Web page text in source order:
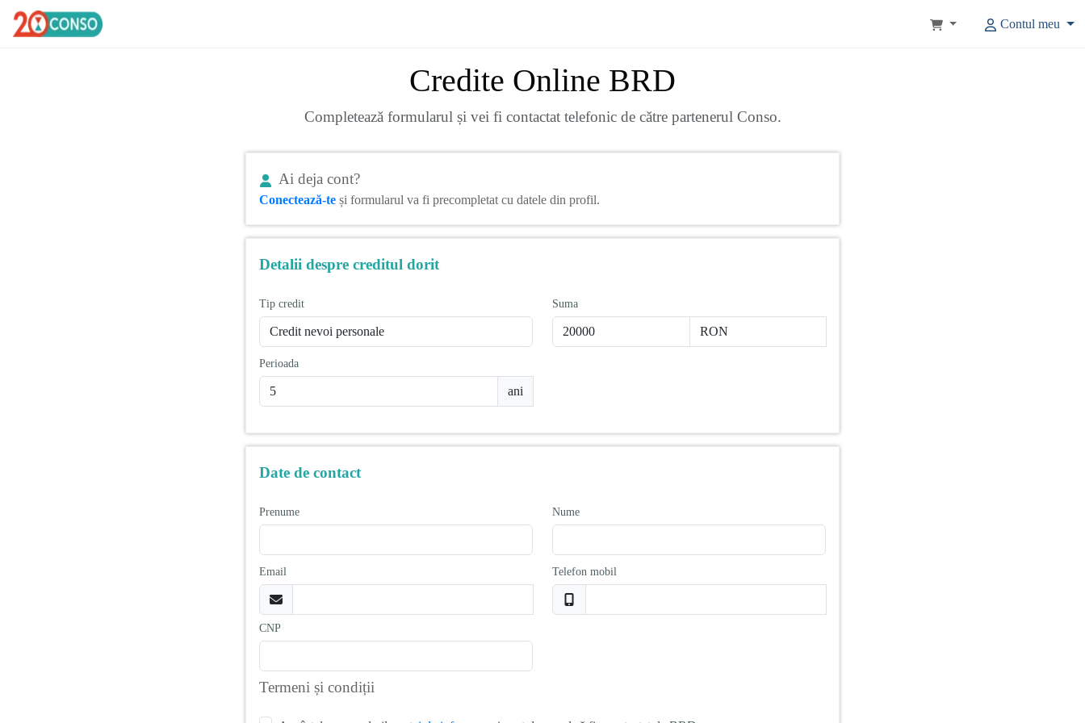
Contul meu
Credite Online BRD
Completează formularul și vei fi contactat telefonic de către partenerul Conso.
Ai deja cont?
Conectează-te și formularul va fi precompletat cu datele din profil.
Detalii despre creditul dorit
Tip credit Suma
Perioada
ani
Date de contact
Prenume Nume
Email Telefon mobil
CNP
Termeni și condiții